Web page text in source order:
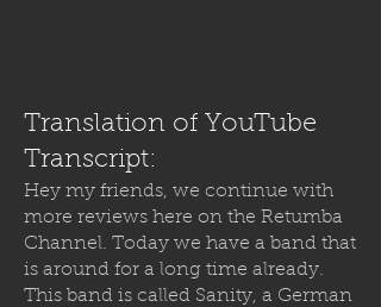
Translation of YouTube
Transcript:
Hey my friends, we continue with
more reviews here on the Retumba
Channel. Today we have a band that
is around for a long time already.
This band is called Sanity, a German